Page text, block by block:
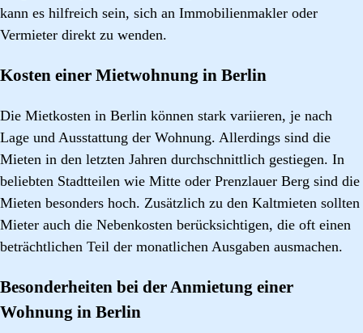
kann es hilfreich sein, sich an Immobilienmakler oder
Vermieter direkt zu wenden.
Kosten einer Mietwohnung in Berlin
Die Mietkosten in Berlin können stark variieren, je nach
Lage und Ausstattung der Wohnung. Allerdings sind die
Mieten in den letzten Jahren durchschnittlich gestiegen. In
beliebten Stadtteilen wie Mitte oder Prenzlauer Berg sind die
Mieten besonders hoch. Zusätzlich zu den Kaltmieten sollten
Mieter auch die Nebenkosten berücksichtigen, die oft einen
beträchtlichen Teil der monatlichen Ausgaben ausmachen.
Besonderheiten bei der Anmietung einer
Wohnung in Berlin